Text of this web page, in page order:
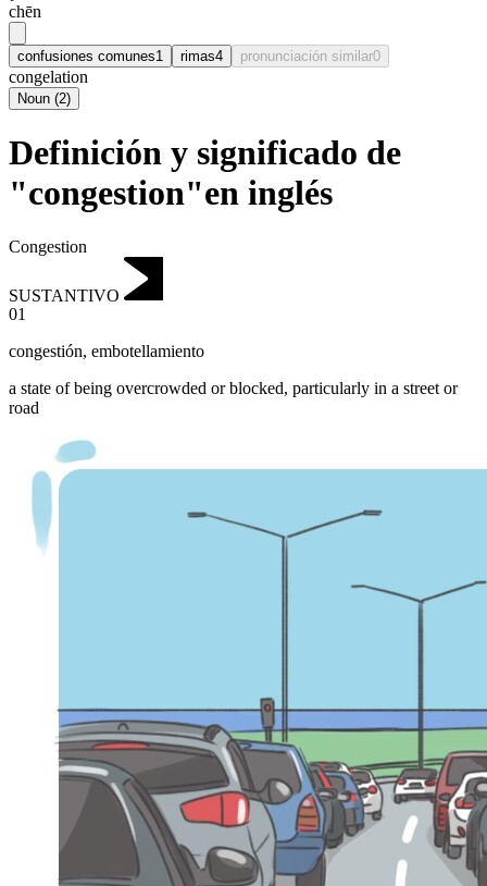
chēn
confusiones comunes1 rimas4 pronunciación similar0
congelation
Noun (2)
Definición y significado de
"congestion"en inglés
Congestion
SUSTANTIVO
01
congestión, embotellamiento
a state of being overcrowded or blocked, particularly in a street or
road